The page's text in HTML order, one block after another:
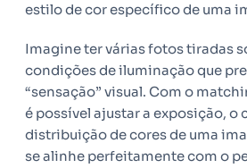
estilo de cor específico de uma
Imagine ter várias fotos tiradas
condições de iluminação que
“sensação” visual. Com o
é possível ajustar a exposição, o
distribuição de cores de uma
se alinhe perfeitamente com o